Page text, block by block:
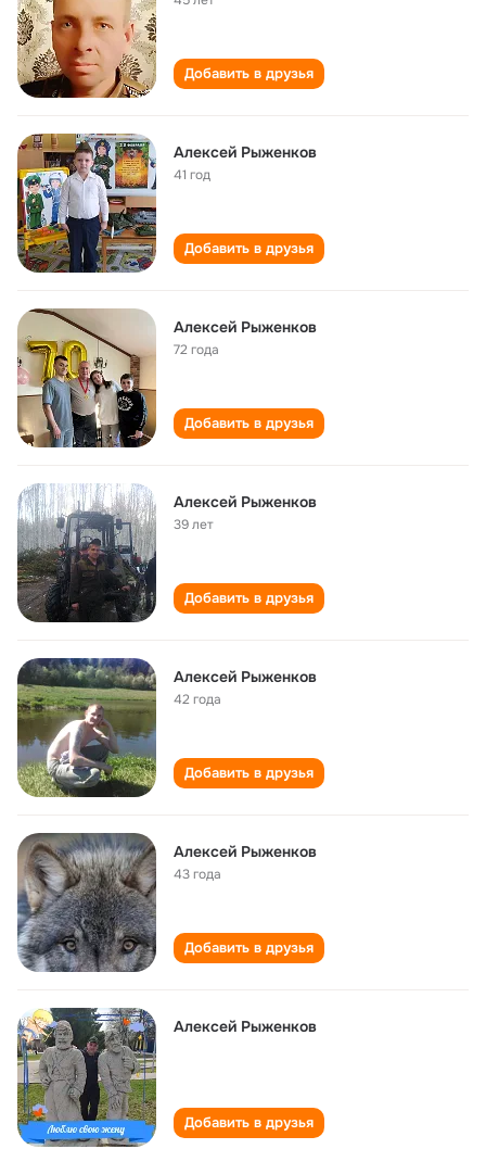
Добавить в друзья
Алексей Рыженков
41 год
Добавить в друзья
Алексей Рыженков
72 года
Добавить в друзья
Алексей Рыженков
39 лет
Добавить в друзья
Алексей Рыженков
42 года
Добавить в друзья
Алексей Рыженков
43 года
Добавить в друзья
Алексей Рыженков
Добавить в друзья